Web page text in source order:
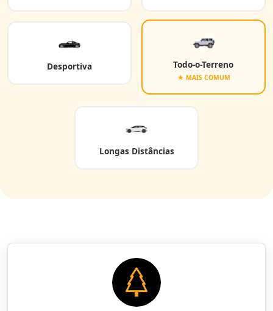
Desportiva Todo-o-Terreno
★ MAIS COMUM
Longas Distâncias